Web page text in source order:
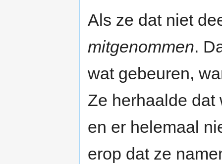
Als ze dat niet
mitgenommen.
wat gebeuren,
Ze herhaalde dat
en er helemaal
erop dat ze